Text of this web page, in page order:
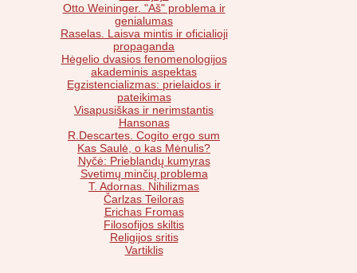
Otto Weininger. "Aš" problema ir
genialumas
Raselas. Laisva mintis ir oficialioji
propaganda
Hėgelio dvasios fenomenologijos
akademinis aspektas
Egzistencializmas: prielaidos ir
pateikimas
Visapusiškas ir nerimstantis
Hansonas
R.Descartes. Cogito ergo sum
Kas Saulė, o kas Mėnulis?
Nyčė: Prieblandų kumyras
Svetimų minčių problema
T. Adornas. Nihilizmas
Čarlzas Teiloras
Erichas Fromas
Filosofijos skiltis
Religijos sritis
Vartiklis